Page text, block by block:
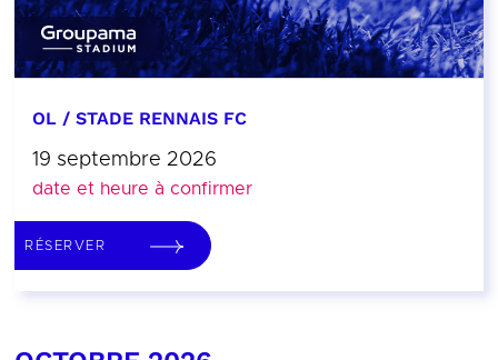
OL / STADE RENNAIS FC
19 septembre 2026
date et heure à confirmer
RÉSERVER